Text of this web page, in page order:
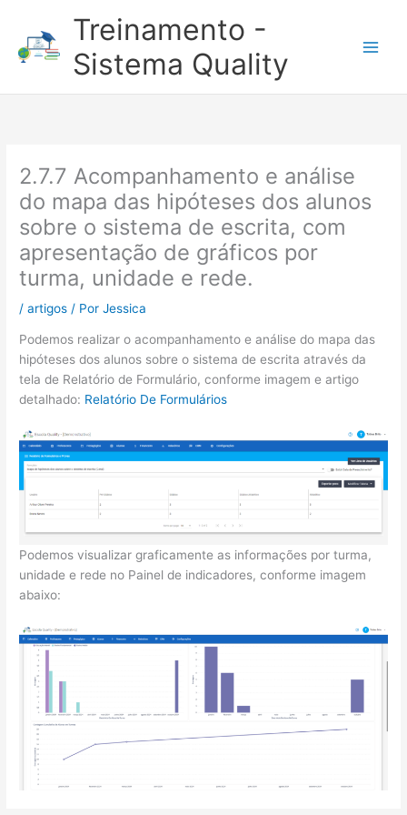
Treinamento -
Sistema Quality
2.7.7 Acompanhamento e análise
do mapa das hipóteses dos alunos
sobre o sistema de escrita, com
apresentação de gráficos por
turma, unidade e rede.
/artigos / PorJessica
Podemos realizar o acompanhamento e análise do mapa das
hipóteses dos alunos sobre o sistema de escrita através da
tela de Relatório de Formulário, conforme imagem e artigo
detalhado: Relatório De Formulários
Podemos visualizar graficamente as informações por turma,
unidade e rede no Painel de indicadores, conforme imagem
abaixo: